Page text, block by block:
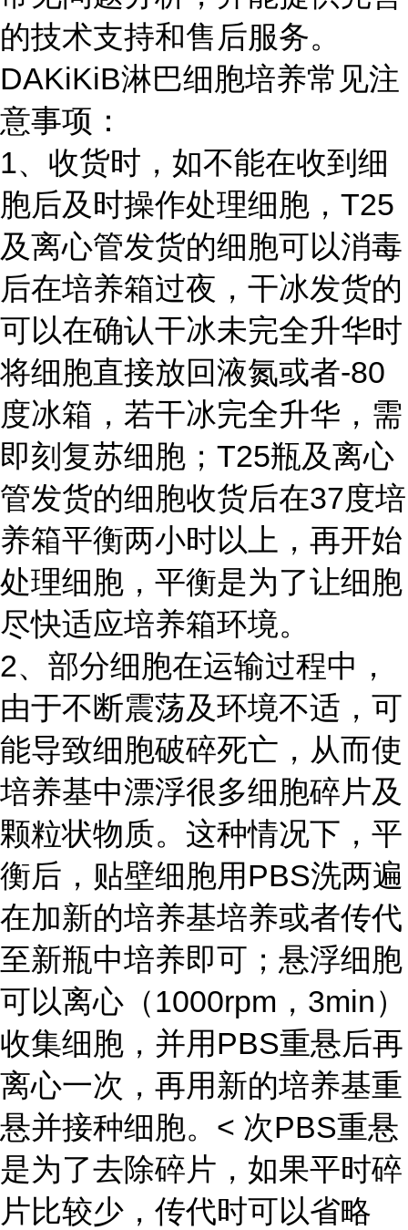
的技术支持和售后服务。
DAKiKiB淋巴细胞培养常见注
意事项：
1、收货时，如不能在收到细
胞后及时操作处理细胞，T25
及离心管发货的细胞可以消毒
后在培养箱过夜，干冰发货的
可以在确认干冰未完全升华时
将细胞直接放回液氮或者-80
度冰箱，若干冰完全升华，需
即刻复苏细胞；T25瓶及离心
管发货的细胞收货后在37度培
养箱平衡两小时以上，再开始
处理细胞，平衡是为了让细胞
尽快适应培养箱环境。
2、部分细胞在运输过程中，
由于不断震荡及环境不适，可
能导致细胞破碎死亡，从而使
培养基中漂浮很多细胞碎片及
颗粒状物质。这种情况下，平
衡后，贴壁细胞用PBS洗两遍
在加新的培养基培养或者传代
至新瓶中培养即可；悬浮细胞
可以离心（1000rpm，3min）
收集细胞，并用PBS重悬后再
离心一次，再用新的培养基重
悬并接种细胞。< 次PBS重悬
是为了去除碎片，如果平时碎
片比较少，传代时可以省略